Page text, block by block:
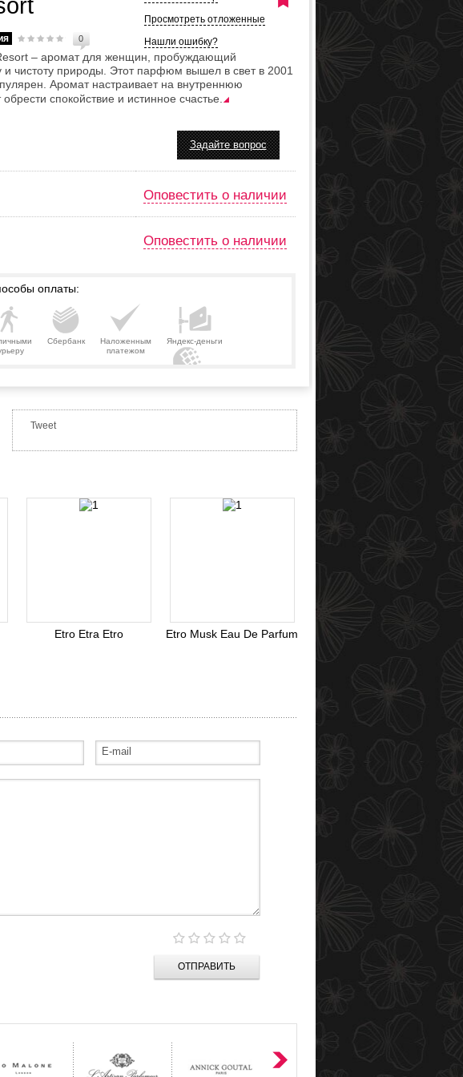
Просмотреть отложенные
Нашли ошибку?
0
– аромат для женщин, пробуждающий
и чистоту природы. Этот парфюм вышел в свет в 2001
Аромат настраивает на внутреннюю
спокойствие и истинное счастье.
Задайте вопрос
Оповестить о наличии
Оповестить о наличии
оплаты:
Сбербанк
Наложенным
платежом
Яндекс-деньги
Tweet
Etro Etra Etro Etro Musk Eau De Parfum
ОТПРАВИТЬ